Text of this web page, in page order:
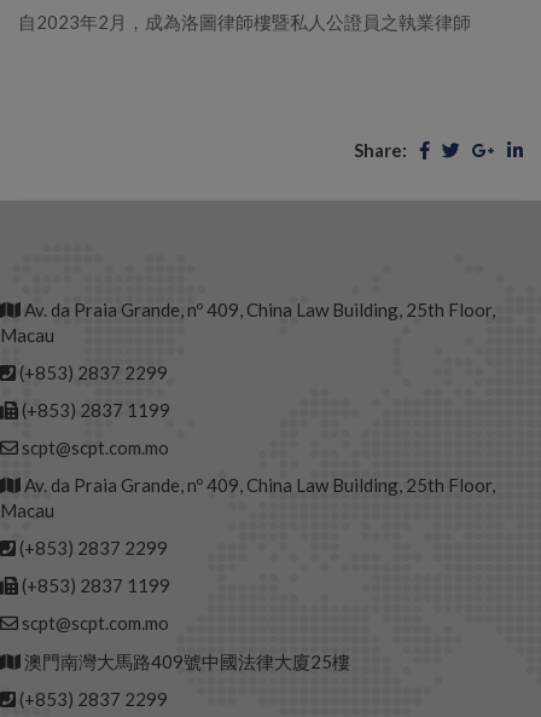
自2023年2月，成為洛圖律師樓暨私人公證員之執業律師
Share:
Av. da Praia Grande, nº 409, China Law Building, 25th Floor,
Macau
(+853) 2837 2299
(+853) 2837 1199
scpt@scpt.com.mo
Av. da Praia Grande, nº 409, China Law Building, 25th Floor,
Macau
(+853) 2837 2299
(+853) 2837 1199
scpt@scpt.com.mo
澳門南灣大馬路409號中國法律大廈25樓
(+853) 2837 2299